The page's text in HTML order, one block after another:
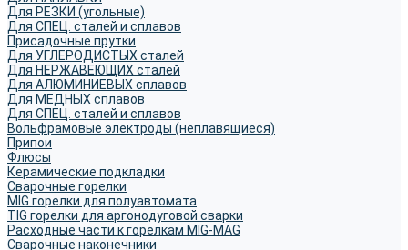
Для РЕЗКИ (угольные)
Для СПЕЦ. сталей и сплавов
Присадочные прутки
Для УГЛЕРОДИСТЫХ сталей
Для НЕРЖАВЕЮЩИХ сталей
Для АЛЮМИНИЕВЫХ сплавов
Для МЕДНЫХ сплавов
Для СПЕЦ. сталей и сплавов
Вольфрамовые электроды (неплавящиеся)
Припои
Флюсы
Керамические подкладки
Сварочные горелки
MIG горелки для полуавтомата
TIG горелки для аргонодуговой сварки
Расходные части к горелкам MIG-MAG
Сварочные наконечники